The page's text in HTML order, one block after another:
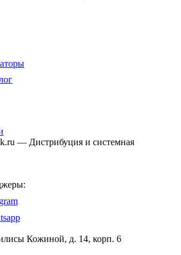
— Дистрибуция и системная
Кожиной, д. 14, корп. 6